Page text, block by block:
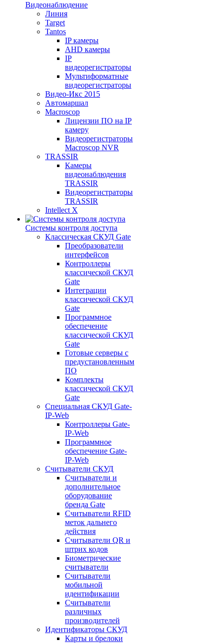
Видеонаблюдение
Линия
Target
Tantos
IP камеры
AHD камеры
IP
видеорегистраторы
Мультиформатные
видеорегистраторы
Видео-Икс 2015
Автомаршал
Macroscop
Лицензии ПО на IP
камеру
Видеорегистраторы
Macroscop NVR
TRASSIR
Камеры
видеонаблюдения
TRASSIR
Видеорегистраторы
TRASSIR
Intellect X
Системы контроля доступа
Классическая СКУД Gate
Преобразователи
интерфейсов
Контроллеры
классической СКУД
Gate
Интеграции
классической СКУД
Gate
Программное
обеспечение
классической СКУД
Gate
Готовые серверы с
предустановленным
ПО
Комплекты
классической СКУД
Gate
Специальная СКУД Gate-
IP-Web
Контроллеры Gate-
IP-Web
Программное
обеспечение Gate-
IP-Web
Считыватели СКУД
Считыватели и
дополнительное
оборудование
бренда Gate
Считыватели RFID
меток дальнего
действия
Считыватели QR и
штрих кодов
Биометрические
считыватели
Считыватели
мобильной
идентификации
Считыватели
различных
производителей
Идентификаторы СКУД
Карты и брелоки